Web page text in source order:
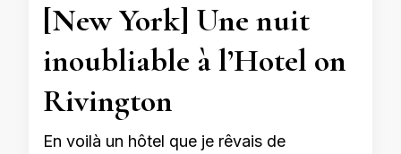
[New York] Une nuit
inoubliable à l’Hotel on
Rivington
En voilà un hôtel que je rêvais de